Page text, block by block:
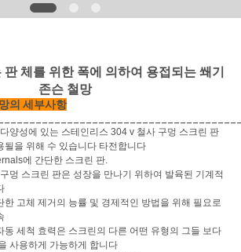
체를 위한 폭에 의하여 용접되는 쐐기
존슨 철망
의 세부사항
양성에 있는 스테인리스 304 v 철사 구멍 스크린 판
될을 위해 수 있습니다 타전합니다
에 간단한 스크린 판.
멍 스크린 판은 성장을 만나기 위하여 발육된 기계적
한 고체 제거의 능률 및 경제적인 방법을 위해 필요로
동 세척 효력은 스크린의 다른 어떤 유형의 그들 보다
사용하게 가능하게 합니다